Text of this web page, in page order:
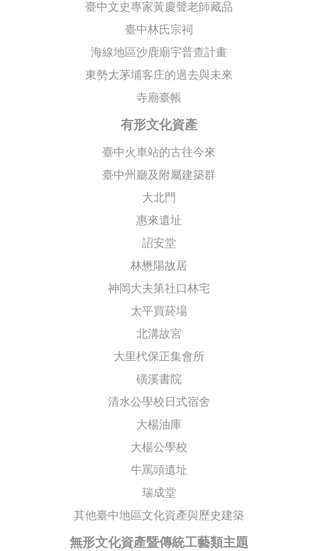
臺中文史專家黃慶聲老師藏品
臺中林氏宗祠
海線地區沙鹿廟宇普查計畫
東勢大茅埔客庄的過去與未來
寺廟臺帳
有形文化資產
臺中火車站的古往今來
臺中州廳及附屬建築群
大北門
惠來遺址
詔安堂
林懋陽故居
神岡大夫第社口林宅
太平買菸場
北溝故宮
大里杙保正集會所
磺溪書院
清水公學校日式宿舍
大楊油庫
大楊公學校
牛罵頭遺址
瑞成堂
其他臺中地區文化資產與歷史建築
無形文化資產暨傳統工藝類主題